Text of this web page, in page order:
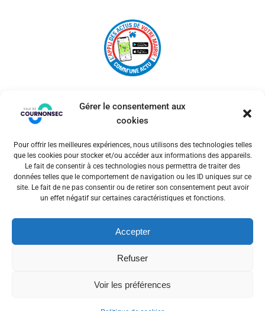
Gérer le consentement aux
cookies
Pour offrir les meilleures expériences, nous utilisons des technologies telles
que les cookies pour stocker et/ou accéder aux informations des appareils.
Le fait de consentir à ces technologies nous permettra de traiter des
données telles que le comportement de navigation ou les ID uniques sur ce
site. Le fait de ne pas consentir ou de retirer son consentement peut avoir
un effet négatif sur certaines caractéristiques et fonctions.
Accepter
Refuser
Voir les préférences
© 2026 Ville de Cournonsec. Un service proposé par
Comm'un Site
Mentions légales